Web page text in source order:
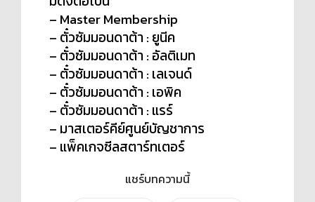
– Master Membership
– ตั๋วซัมมอนดาต้า : ยูนีค
– ตั๋วซัมมอนดาต้า : อัลติเมท
– ตั๋วซัมมอนดาต้า : เลเจนด์
– ตั๋วซัมมอนดาต้า : เอพิค
– ตั๋วซัมมอนดาต้า : แรร์
– มาสเตอร์คีย์ศูนย์บัญชาการ
– แพ็คเกจซีลสตาร์ทเตอร์
แชร์บทความนี้